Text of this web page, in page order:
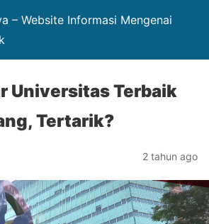
– Website Informasi Mengenai
Universitas Terbaik
Tertarik?
2 tahun ago